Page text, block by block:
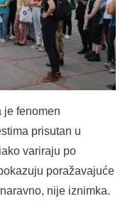
je fenomen
prisutan u
variraju po
poražavajuće
nije iznimka.